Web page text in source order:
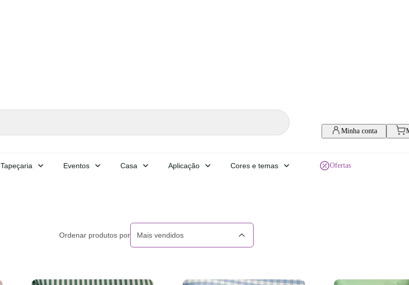
Minha conta
Tapeçaria Eventos Casa Aplicação Cores e temas Ofertas
Ordenar produtos por Mais vendidos